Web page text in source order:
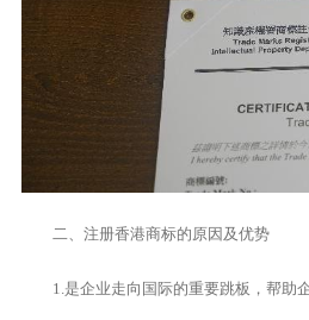
二、注册香港商标的原因及优势
1.是企业走向国际的重要跳板，帮助企